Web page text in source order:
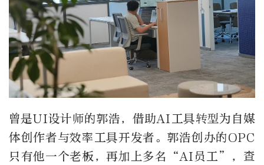
曾是UI设计师的郭浩，借助AI工具转型为自媒
体创作者与效率工具开发者。郭浩创办的OPC
只有他一个老板，再加上多名“AI员工”，查